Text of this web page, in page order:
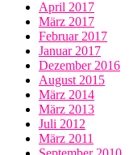
April 2017
März 2017
Februar 2017
Januar 2017
Dezember 2016
August 2015
März 2014
März 2013
Juli 2012
März 2011